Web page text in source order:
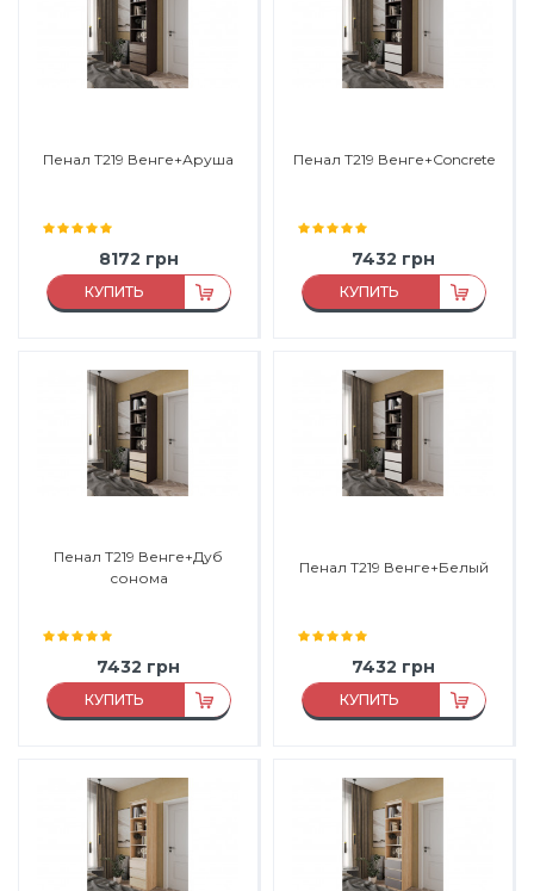
Производитель: Морели
Производитель: Морели
Пенал Т219 Венге+Аруша
8172 грн
КУПИТЬ
Материал каркаса:
Материал фасада: ДСП
Производитель: Морели
Пенал Т219 Венге+Concrete
7432 грн
КУПИТЬ
Материал каркаса:
Материал фасада: ДСП
Производитель: Морели
Пенал Т219 Венге+Дуб
сонома
7432 грн
КУПИТЬ
Материал каркаса:
Материал фасада: ДСП
Производитель: Морели
Пенал Т219 Венге+Белый
7432 грн
КУПИТЬ
Материал каркаса:
Материал фасада: ДСП
Производитель: Морели